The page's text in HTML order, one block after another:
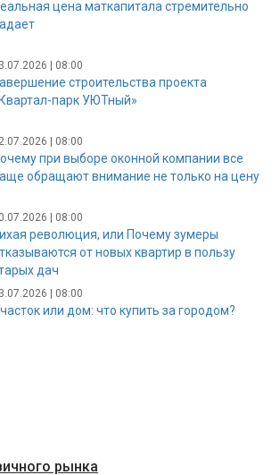
цена маткапитала стремительно
| 08:00
строительства проекта
парк УЮТный»
| 08:00
при выборе оконной компании все
обращают внимание не только на цену
| 08:00
революция, или Почему зумеры
от новых квартир в пользу
дач
| 08:00
или дом: что купить за городом?
рынка